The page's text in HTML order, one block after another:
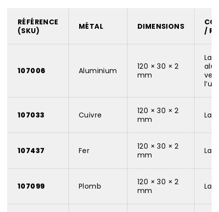
RÉFÉRENCE
(SKU)
MÉTAL DIMENSIONS
/
107006 Aluminium
120 × 30 × 2
mm
107033 Cuivre
120 × 30 × 2
mm
107437 Fer
120 × 30 × 2
mm
107099 Plomb
120 × 30 × 2
mm